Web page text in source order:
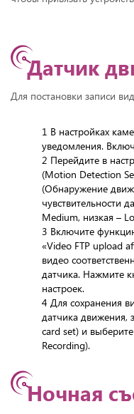
Датчик
Для постановки записи
1 В настройках
уведомления.
2 Перейдите в
(Motion Detection
(Обнаружение
чувствительности
Medium, низкая –
3 Включите
«Video FTP upload
видео
датчика. Нажмите
настроек.
4 Для сохранения
датчика движения,
card set) и
Recording).
Ночная